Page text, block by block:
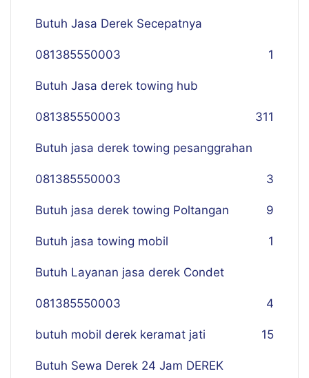
Butuh Jasa Derek Secepatnya
081385550003 1
Butuh Jasa derek towing hub
081385550003 311
Butuh jasa derek towing pesanggrahan
081385550003 3
Butuh jasa derek towing Poltangan 9
Butuh jasa towing mobil 1
Butuh Layanan jasa derek Condet
081385550003 4
butuh mobil derek keramat jati 15
Butuh Sewa Derek 24 Jam DEREK